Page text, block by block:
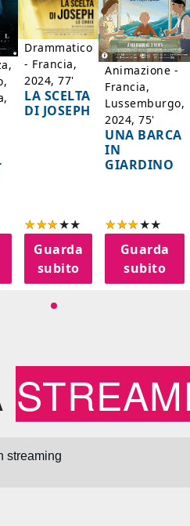
Drammatico
- Francia,
2024, 77'
LA SCELTA
DI JOSEPH
Guarda
subito
Animazione -
Francia,
Lussemburgo,
2024, 75'
UNA BARCA
IN
GIARDINO
Guarda
subito